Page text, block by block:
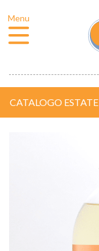
CATALOGO ESTATE